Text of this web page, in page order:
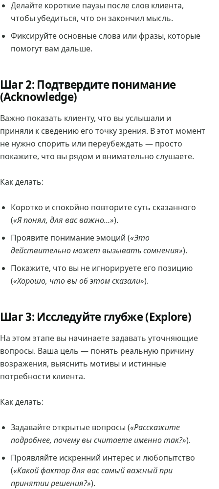
Делайте короткие паузы после слов клиента,
чтобы убедиться, что он закончил мысль.
Фиксируйте основные слова или фразы, которые
помогут вам дальше.
Шаг 2: Подтвердите понимание
(Acknowledge)
Важно показать клиенту, что вы услышали и
приняли к сведению его точку зрения. В этот момент
не нужно спорить или переубеждать — просто
покажите, что вы рядом и внимательно слушаете.
Как делать:
Коротко и спокойно повторите суть сказанного
(«Я понял, для вас важно…»).
Проявите понимание эмоций («Это
действительно может вызывать сомнения»).
Покажите, что вы не игнорируете его позицию
(«Хорошо, что вы об этом сказали»).
Шаг 3: Исследуйте глубже (Explore)
На этом этапе вы начинаете задавать уточняющие
вопросы. Ваша цель — понять реальную причину
возражения, выяснить мотивы и истинные
потребности клиента.
Как делать:
Задавайте открытые вопросы («Расскажите
подробнее, почему вы считаете именно так?»).
Проявляйте искренний интерес и любопытство
(«Какой фактор для вас самый важный при
принятии решения?»).